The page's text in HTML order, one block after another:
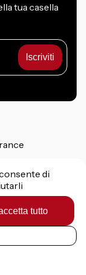
tua casella
di
tutto